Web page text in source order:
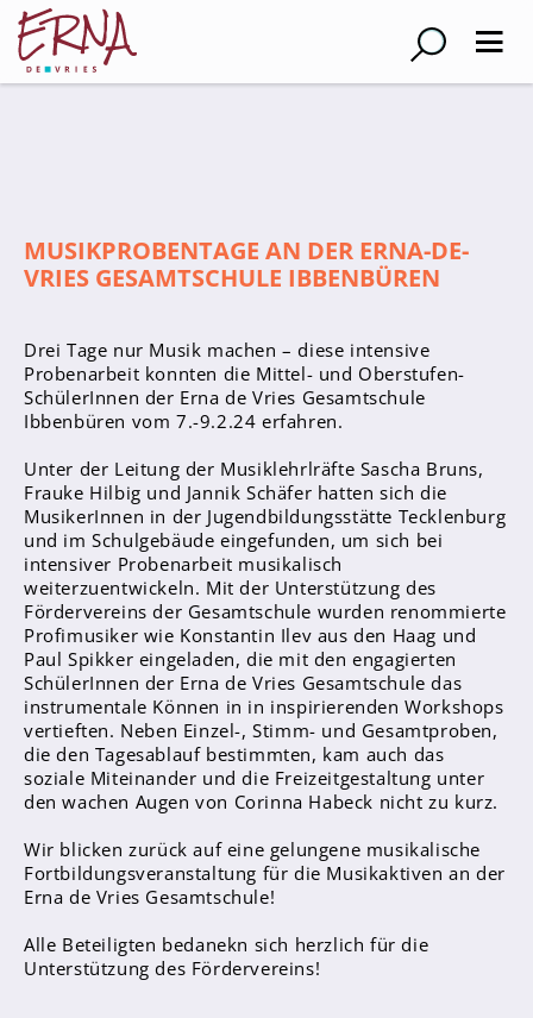
Kollegium
Lehrer*innen
Referendar*innen
Teams
Schüler*innenvertretung
Sporthelfer*innen
Sanitätsdienst
Eltern
Förderverein
Elternvertreter*innen
Mitarbeiter*innen
Sekretär*innen
Hausmeister
Lehrer*innen Ausbildung
Referendariat
MUSIKPROBENTAGE AN DER ERNA-DE-
VRIES GESAMTSCHULE IBBENBÜREN
Drei Tage nur Musik machen – diese intensive
Probenarbeit konnten die Mittel- und Oberstufen-
SchülerInnen der Erna de Vries Gesamtschule
Ibbenbüren vom 7.-9.2.24 erfahren.
Unter der Leitung der Musiklehrlräfte Sascha Bruns,
Frauke Hilbig und Jannik Schäfer hatten sich die
MusikerInnen in der Jugendbildungsstätte Tecklenburg
und im Schulgebäude eingefunden, um sich bei
intensiver Probenarbeit musikalisch
weiterzuentwickeln. Mit der Unterstützung des
Fördervereins der Gesamtschule wurden renommierte
Profimusiker wie Konstantin Ilev aus den Haag und
Paul Spikker eingeladen, die mit den engagierten
SchülerInnen der Erna de Vries Gesamtschule das
instrumentale Können in in inspirierenden Workshops
vertieften. Neben Einzel-, Stimm- und Gesamtproben,
die den Tagesablauf bestimmten, kam auch das
soziale Miteinander und die Freizeitgestaltung unter
den wachen Augen von Corinna Habeck nicht zu kurz.
Wir blicken zurück auf eine gelungene musikalische
Fortbildungsveranstaltung für die Musikaktiven an der
Erna de Vries Gesamtschule!
Alle Beteiligten bedanekn sich herzlich für die
Unterstützung des Fördervereins!